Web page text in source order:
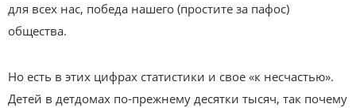
для всех нас, победа нашего (простите за пафос)
общества.
Но есть в этих цифрах статистики и свое «к несчастью».
Детей в детдомах по-прежнему десятки тысяч, так почему